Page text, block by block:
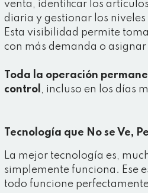
venta, identificar los
diaria y gestionar los
Esta visibilidad permite
con más demanda o
Toda la operación
control , incluso en los días
Tecnología que No se Ve,
La mejor tecnología es,
simplemente funciona. Ese
todo funcione